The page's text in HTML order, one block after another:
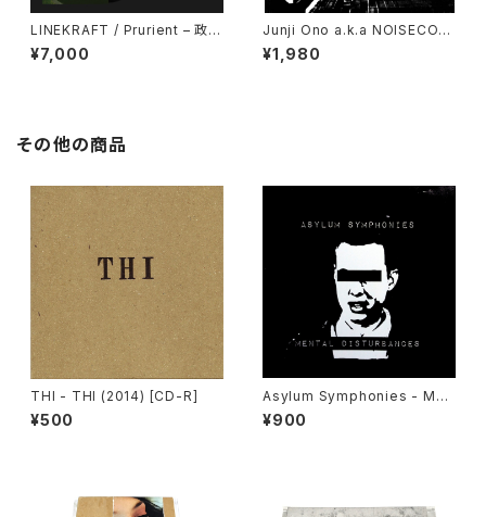
LINEKRAFT / Prurient – 政府
が神の社を支配する : Govern
ment Controlled Shrines (2
¥7,000
Junji Ono a.k.a NOISECON
CRETE - 深​夜​テ​ク​ノ Late Nig
ht Techno (2023) [CD]
¥1,980
その他の商品
THI - THI (2014) [CD-R]
¥500
Asylum Symphonies - Men
tal Disturbances (2022) [C
assette | CD-R]
¥900